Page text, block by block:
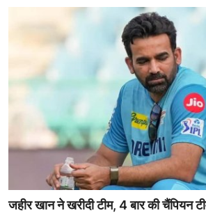
जहीर खान ने खरीदी टीम, 4 बार की चैंपियन